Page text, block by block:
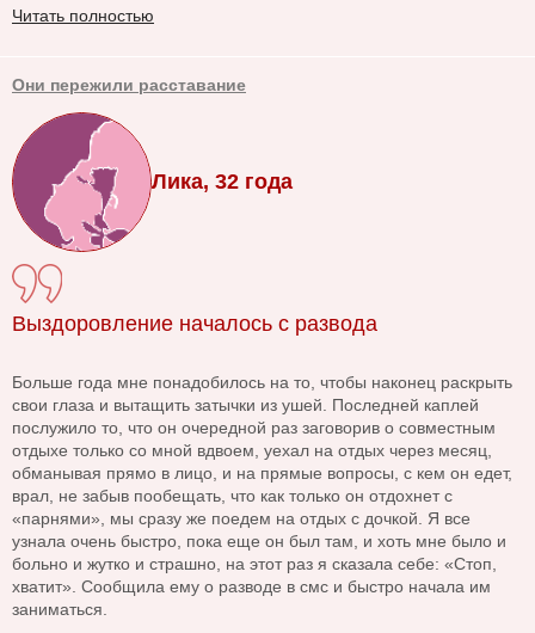
Читать полностью
Они пережили расставание
Лика, 32 года
Выздоровление началось с развода
Больше года мне понадобилось на то, чтобы наконец раскрыть
свои глаза и вытащить затычки из ушей. Последней каплей
послужило то, что он очередной раз заговорив о совместным
отдыхе только со мной вдвоем, уехал на отдых через месяц,
обманывая прямо в лицо, и на прямые вопросы, с кем он едет,
врал, не забыв пообещать, что как только он отдохнет с
«парнями», мы сразу же поедем на отдых с дочкой. Я все
узнала очень быстро, пока еще он был там, и хоть мне было и
больно и жутко и страшно, на этот раз я сказала себе: «Стоп,
хватит». Сообщила ему о разводе в смс и быстро начала им
заниматься.